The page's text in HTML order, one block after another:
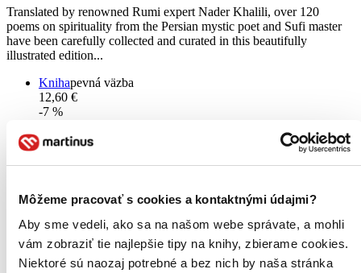
Môžeme pracovať s cookies a kontaktnými údajmi?
Aby sme vedeli, ako sa na našom webe správate, a mohli
vám zobraziť tie najlepšie tipy na knihy, zbierame cookies.
Niektoré sú naozaj potrebné a bez nich by naša stránka
Translated by renowned Rumi expert Nader Khalili, over 120
poems on spirituality from the Persian mystic poet and Sufi master
have been carefully collected and curated in this beautifully
illustrated edition...
Knihapevná väzba
12,60 €
-7 %
Túto knihu máme síce aktuálne na sklade, máme však už iba
posledné kusy. Ak ju chcete mať rýchlo, ponáhľajte sa!
Dodanie ďalších môže trvať dlhšie, zvyčajne do 32 dní.
Vložiť do košíka